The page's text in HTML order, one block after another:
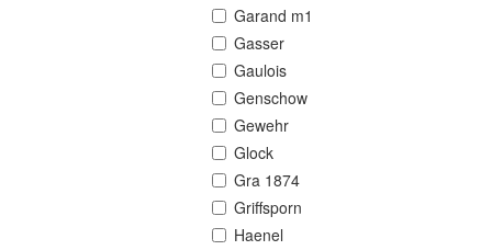
Garand m1
Gasser
Gaulois
Genschow
Gewehr
Glock
Gra 1874
Griffsporn
Haenel